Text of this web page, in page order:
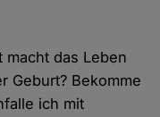
macht das Leben
Geburt? Bekomme
ich mit